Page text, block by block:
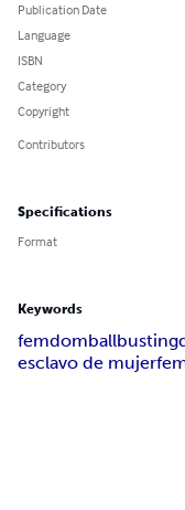
Publication Date
Language
ISBN
Category
Copyright
Contributors
Specifications
Format
Keywords
femdomballbusting
esclavo de mujer